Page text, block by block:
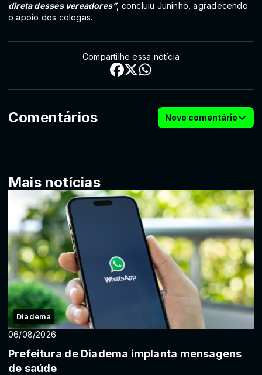
direta desses vereadores”, concluiu Juninho, agradecendo
o apoio dos colegas.
Compartilhe essa notícia
Comentários Novo comentário
Mais notícias
Diadema
06/08/2026
Prefeitura de Diadema implanta mensagens
de saúde